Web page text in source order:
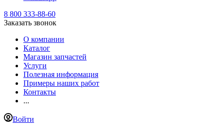
8 800 333-88-60
Заказать звонок
О компании
Каталог
Магазин запчастей
Услуги
Полезная информация
Примеры наших работ
Контакты
...
Войти